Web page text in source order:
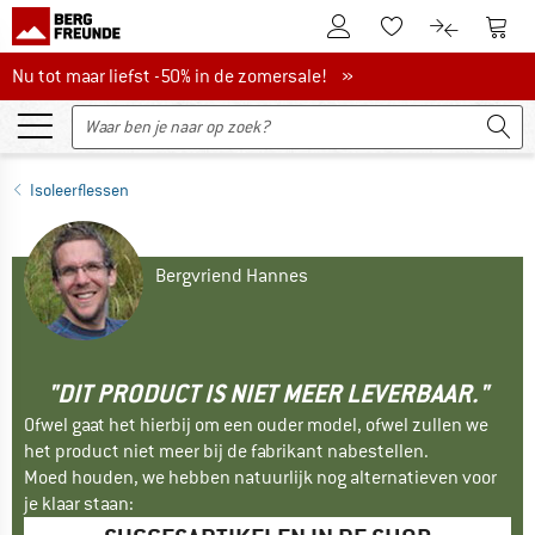
De klantenaccount
Naar deNaar de
Nu tot maar liefst -50% in de zomersale!
Nu tot maar liefst -50% in de zomersale! »
Isoleerflessen
Bergvriend Hannes
"DIT PRODUCT IS NIET MEER LEVERBAAR."
Ofwel gaat het hierbij om een ouder model, ofwel zullen we
het product niet meer bij de fabrikant nabestellen.
Moed houden, we hebben natuurlijk nog alternatieven voor
je klaar staan: